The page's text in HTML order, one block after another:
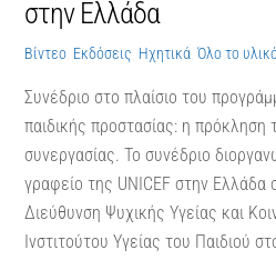
στην Ελλάδα
Βίντεο Εκδόσεις Ηχητικά ,Όλο το
Συνέδριο στο πλαίσιο του
παιδικής προστασίας: η πρόκληση
συνεργασίας. Το συνέδριο
γραφείο της UNICEF στην Ελλάδα
Διεύθυνση Ψυχικής Υγείας και
Ινστιτούτου Υγείας του Παιδιού